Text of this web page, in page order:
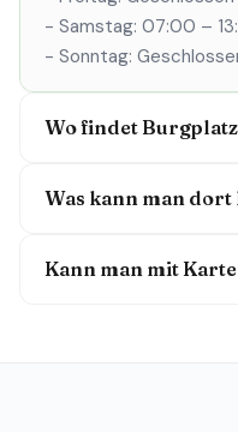
- Samstag: 07:00 –
- Sonntag:
Wo findet
Was kann man dort
Kann man mit